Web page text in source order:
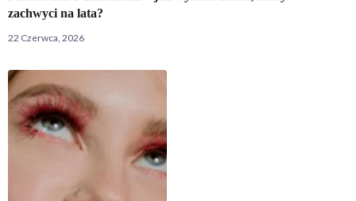
zachwyci na lata?
22 Czerwca, 2026